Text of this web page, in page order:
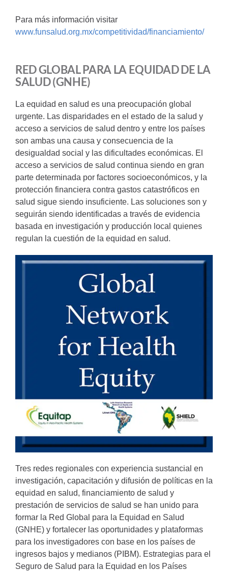
Para más información visitar
www.funsalud.org.mx/competitividad/financiamiento/
RED GLOBAL PARA LA EQUIDAD DE LA
SALUD (GNHE)
La equidad en salud es una preocupación global
urgente. Las disparidades en el estado de la salud y
acceso a servicios de salud dentro y entre los países
son ambas una causa y consecuencia de la
desigualdad social y las dificultades económicas. El
acceso a servicios de salud continua siendo en gran
parte determinada por factores socioeconómicos, y la
protección financiera contra gastos catastróficos en
salud sigue siendo insuficiente. Las soluciones son y
seguirán siendo identificadas a través de evidencia
basada en investigación y producción local quienes
regulan la cuestión de la equidad en salud.
Tres redes regionales con experiencia sustancial en
investigación, capacitación y difusión de políticas en la
equidad en salud, financiamiento de salud y
prestación de servicios de salud se han unido para
formar la Red Global para la Equidad en Salud
(GNHE) y fortalecer las oportunidades y plataformas
para los investigadores con base en los países de
ingresos bajos y medianos (PIBM). Estrategias para el
Seguro de Salud para la Equidad en los Países